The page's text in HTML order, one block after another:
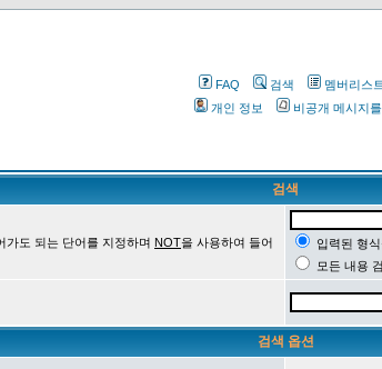
FAQ 검색 멤버리스트
개인 정보
비공개 메시지
검색
가도 되는 단어를 지정하며 NOT을 사용하여 들어
입력된 형
모든 내용
검색 옵션